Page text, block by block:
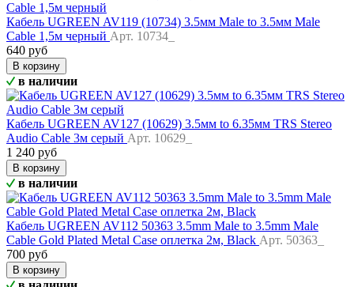
Кабель UGREEN AV119 (10734) 3.5мм Male to 3.5мм Male
Cable 1,5м черный Арт. 10734_
640 руб
В корзину
в наличии
Кабель UGREEN AV127 (10629) 3.5мм to 6.35мм TRS Stereo
Audio Cable 3м серый Арт. 10629_
1 240 руб
В корзину
в наличии
Кабель UGREEN AV112 50363 3.5mm Male to 3.5mm Male
Cable Gold Plated Metal Case оплетка 2м, Black Арт. 50363_
700 руб
В корзину